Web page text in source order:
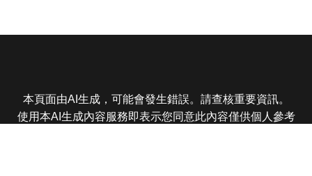
本頁面由AI生成，可能會發生錯誤。請查核重要資訊。
使用本AI生成內容服務即表示您同意此內容僅供個人參考